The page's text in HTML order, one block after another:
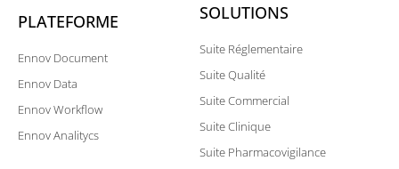
PLATEFORME
Ennov Document
Ennov Data
Ennov Workflow
Ennov Analitycs
SOLUTIONS
Suite Réglementaire
Suite Qualité
Suite Commercial
Suite Clinique
Suite Pharmacovigilance